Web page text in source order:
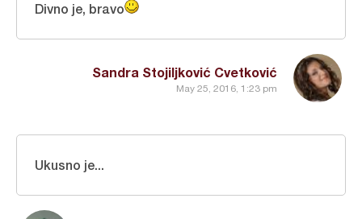
Sandra Stojiljković Cvetković
May 25, 2016, 1:23 pm
Divno je, bravo
Ukusno je...